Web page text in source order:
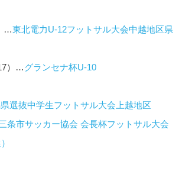
…東北電力U-12フットサル大会中越地区県
）…グランセナ杯U-10
選抜中学生フットサル大会上越地区
条市サッカー協会 会長杯フットサル大会